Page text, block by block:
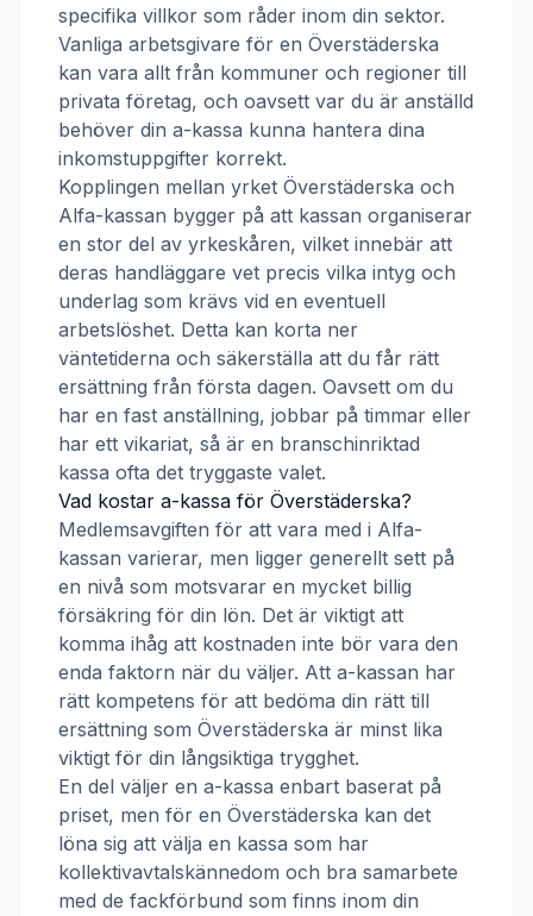
specifika villkor som råder inom din sektor.
Vanliga arbetsgivare för en Överstäderska
kan vara allt från kommuner och regioner till
privata företag, och oavsett var du är anställd
behöver din a-kassa kunna hantera dina
inkomstuppgifter korrekt.
Kopplingen mellan yrket Överstäderska och
Alfa-kassan bygger på att kassan organiserar
en stor del av yrkeskåren, vilket innebär att
deras handläggare vet precis vilka intyg och
underlag som krävs vid en eventuell
arbetslöshet. Detta kan korta ner
väntetiderna och säkerställa att du får rätt
ersättning från första dagen. Oavsett om du
har en fast anställning, jobbar på timmar eller
har ett vikariat, så är en branschinriktad
kassa ofta det tryggaste valet.
Vad kostar a-kassa för Överstäderska?
Medlemsavgiften för att vara med i Alfa-
kassan varierar, men ligger generellt sett på
en nivå som motsvarar en mycket billig
försäkring för din lön. Det är viktigt att
komma ihåg att kostnaden inte bör vara den
enda faktorn när du väljer. Att a-kassan har
rätt kompetens för att bedöma din rätt till
ersättning som Överstäderska är minst lika
viktigt för din långsiktiga trygghet.
En del väljer en a-kassa enbart baserat på
priset, men för en Överstäderska kan det
löna sig att välja en kassa som har
kollektivavtalskännedom och bra samarbete
med de fackförbund som finns inom din